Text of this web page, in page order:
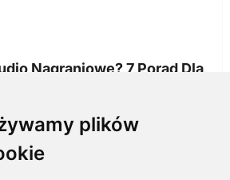
plików
Nagraniowe? 7 Porad Dla
minut